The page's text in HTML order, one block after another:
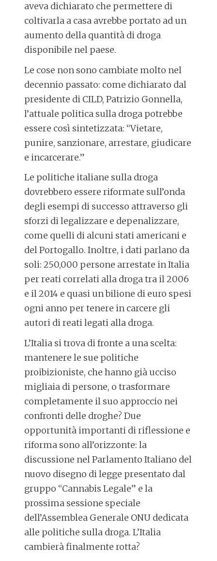
aveva dichiarato che permettere di
coltivarla a casa avrebbe portato ad un
aumento della quantità di droga
disponibile nel paese.
Le cose non sono cambiate molto nel
decennio passato: come dichiarato dal
presidente di CILD, Patrizio Gonnella,
l’attuale politica sulla droga potrebbe
essere così sintetizzata: “Vietare,
punire, sanzionare, arrestare, giudicare
e incarcerare.”
Le politiche italiane sulla droga
dovrebbero essere riformate sull’onda
degli esempi di successo attraverso gli
sforzi di legalizzare e depenalizzare,
come quelli di alcuni stati americani e
del Portogallo. Inoltre, i dati parlano da
soli: 250,000 persone arrestate in Italia
per reati correlati alla droga tra il 2006
e il 2014 e quasi un bilione di euro spesi
ogni anno per tenere in carcere gli
autori di reati legati alla droga.
L’Italia si trova di fronte a una scelta:
mantenere le sue politiche
proibizioniste, che hanno già ucciso
migliaia di persone, o trasformare
completamente il suo approccio nei
confronti delle droghe? Due
opportunità importanti di riflessione e
riforma sono all’orizzonte: la
discussione nel Parlamento Italiano del
nuovo disegno di legge presentato dal
gruppo “Cannabis Legale” e la
prossima sessione speciale
dell’Assemblea Generale ONU dedicata
alle politiche sulla droga. L’Italia
cambierà finalmente rotta?